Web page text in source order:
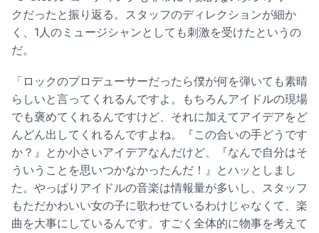
クだったと振り返る。スタッフのディレクションが細か
く、1人のミュージシャンとしても刺激を受けたというの
だ。
「ロックのプロデューサーだったら僕が何を弾いても素晴
らしいと言ってくれるんですよ。もちろんアイドルの現場
でも褒めてくれるんですけど、それに加えてアイデアをど
んどん出してくれるんですよね。『この合いの手どうです
か？』とか小さいアイデアなんだけど、『なんで自分はそ
ういうことを思いつかなかったんだ！』とハッとしまし
た。やっぱりアイドルの音楽は情報量が多いし、スタッフ
もただかわいい女の子に歌わせているわけじゃなくて、楽
曲を大事にしているんです。すごく全体的に物事を考えて